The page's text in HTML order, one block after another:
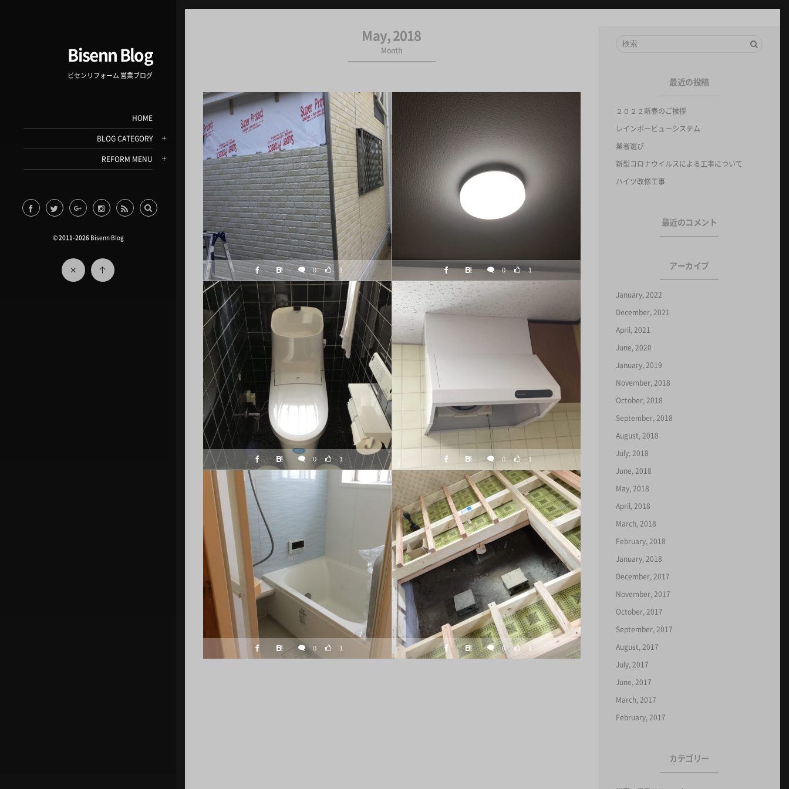
Bisenn Blog
ビセンリフォーム 営業ブログ
HOME
BLOG CATEGORY
REFORM MENU
© 2011-2026 Bisenn Blog
May, 2018
Month
0 1 0 1
0 1 0 1
0 1 0 1
最近の投稿
２０２２新春のご挨拶
レインボービューシステム
業者選び
新型コロナウイルスによる工事について
ハイツ改修工事
最近のコメント
アーカイブ
January, 2022
December, 2021
April, 2021
June, 2020
January, 2019
November, 2018
October, 2018
September, 2018
August, 2018
July, 2018
June, 2018
May, 2018
April, 2018
March, 2018
February, 2018
January, 2018
December, 2017
November, 2017
October, 2017
September, 2017
August, 2017
July, 2017
June, 2017
March, 2017
February, 2017
カテゴリー